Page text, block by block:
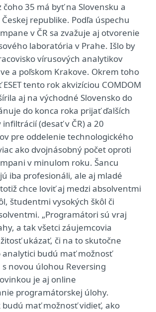
čoho 35 má byť na Slovensku a
republike. Podľa úspechu
v ČR sa zvažuje aj otvorenie
laboratória v Prahe. Išlo by
vírusových analytikov
a poľskom Krakove. Okrem toho
tento rok akvizíciou COMDOM
aj na východné Slovensko do
do konca roka prijať ďalších
(desať v ČR) a 20
pre oddelenie technologického
ako dvojnásobný počet oproti
v minulom roku. Šancu
iba profesionáli, ale aj mladé
totiž chce loviť aj medzi absolventmi
študentmi vysokých škôl či
„Programátori sú vraj
a tak všetci záujemcovia
ukázať, či na to skutočne
analytici budú mať možnosť
s novou úlohou Reversing
je aj online
programátorskej úlohy.
mať možnosť vidieť, ako